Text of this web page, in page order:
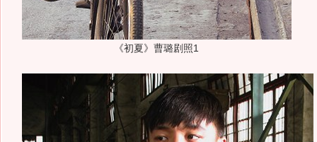
《初夏》曹璐剧照1